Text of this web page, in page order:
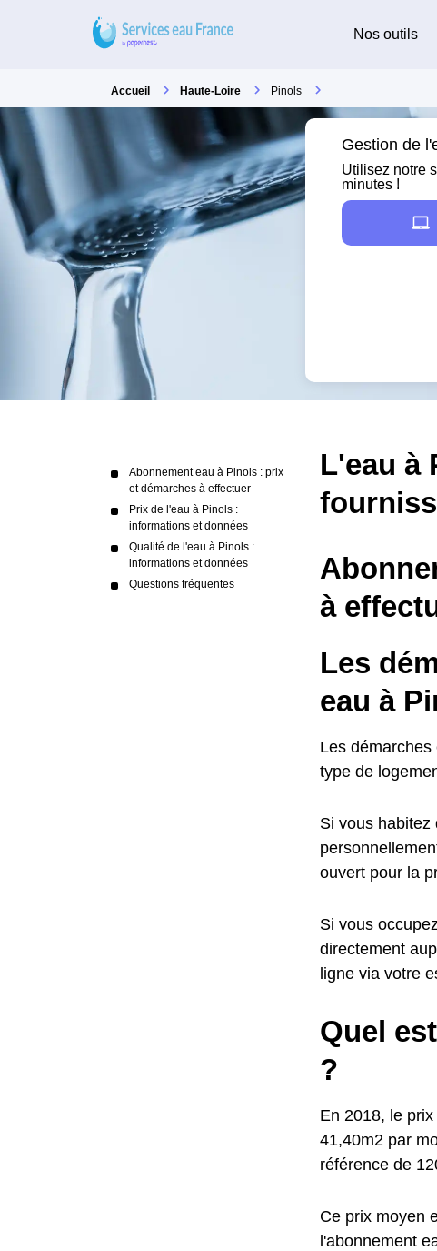
Nos outils
Accueil Haute-Loire Pinols
Gestion de
Utilisez notre
minutes !
Abonnement eau à Pinols : prix
et démarches à effectuer
Prix de l'eau à Pinols :
informations et données
Qualité de l'eau à Pinols :
informations et données
Questions fréquentes
L'eau à
à
Les
eau à
Les
type de
Si vous habitez
ouvert pour la
Si vous
directement
ligne via votre
Quel
?
En 2018, le
41,40m2 par
référence de
Ce prix moyen
l'abonnement